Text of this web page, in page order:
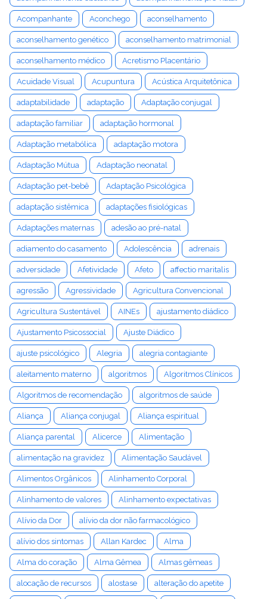
Acompanhante Aconchego aconselhamento
aconselhamento genético aconselhamento matrimonial
aconselhamento médico Acretismo Placentário
Acuidade Visual Acupuntura Acústica Arquitetônica
adaptabilidade adaptação Adaptação conjugal
adaptação familiar adaptação hormonal
Adaptação metabólica adaptação motora
Adaptação Mútua Adaptação neonatal
Adaptação pet-bebê Adaptação Psicológica
adaptação sistêmica adaptações fisiológicas
Adaptações maternas adesão ao pré-natal
adiamento do casamento Adolescência adrenais
adversidade Afetividade Afeto affectio maritalis
agressão Agressividade Agricultura Convencional
Agricultura Sustentável AINEs ajustamento diádico
Ajustamento Psicossocial Ajuste Diádico
ajuste psicológico Alegria alegria contagiante
aleitamento materno algoritmos Algoritmos Clínicos
Algoritmos de recomendação algoritmos de saúde
Aliança Aliança conjugal Aliança espiritual
Aliança parental Alicerce Alimentação
alimentação na gravidez Alimentação Saudável
Alimentos Orgânicos Alinhamento Corporal
Alinhamento de valores Alinhamento expectativas
Alívio da Dor alívio da dor não farmacológico
alívio dos sintomas Allan Kardec Alma
Alma do coração Alma Gêmea Almas gêmeas
alocação de recursos alostase alteração do apetite